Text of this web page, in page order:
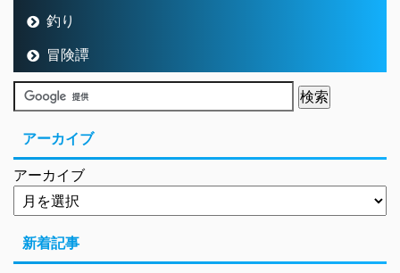
釣り
冒険譚
アーカイブ
アーカイブ
新着記事